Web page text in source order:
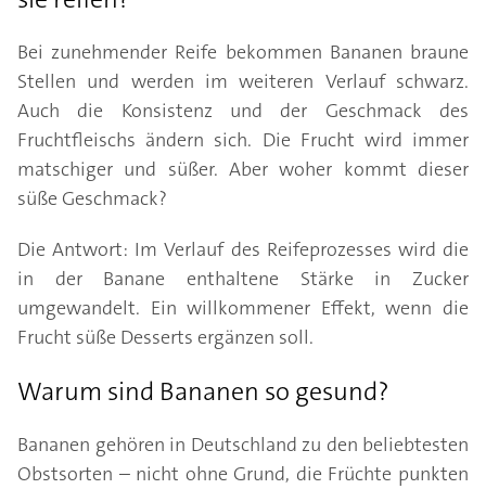
Bei zunehmender Reife bekommen Bananen braune
Stellen und werden im weiteren Verlauf schwarz.
Auch die Konsistenz und der Geschmack des
Fruchtfleischs ändern sich. Die Frucht wird immer
matschiger und süßer. Aber woher kommt dieser
süße Geschmack?
Die Antwort: Im Verlauf des Reifeprozesses wird die
in der Banane enthaltene Stärke in Zucker
umgewandelt. Ein willkommener Effekt, wenn die
Frucht süße Desserts ergänzen soll.
Warum sind Bananen so gesund?
Bananen gehören in Deutschland zu den beliebtesten
Obstsorten – nicht ohne Grund, die Früchte punkten